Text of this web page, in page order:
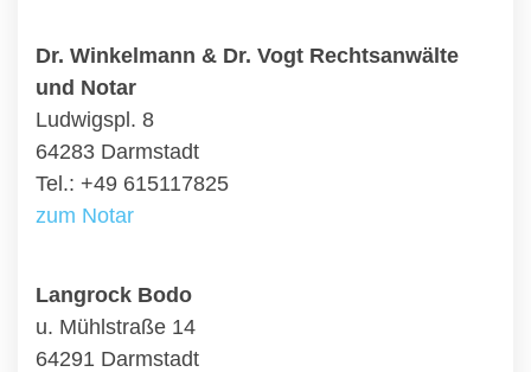
Dr. Winkelmann & Dr. Vogt Rechtsanwälte
und Notar
Ludwigspl. 8
64283 Darmstadt
Tel.: +49 615117825
zum Notar
Langrock Bodo
u. Mühlstraße 14
64291 Darmstadt